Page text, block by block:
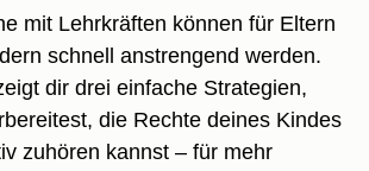
mit Lehrkräften können für Eltern
schnell anstrengend werden.
dir drei einfache Strategien,
die Rechte deines Kindes
zuhören kannst – für mehr